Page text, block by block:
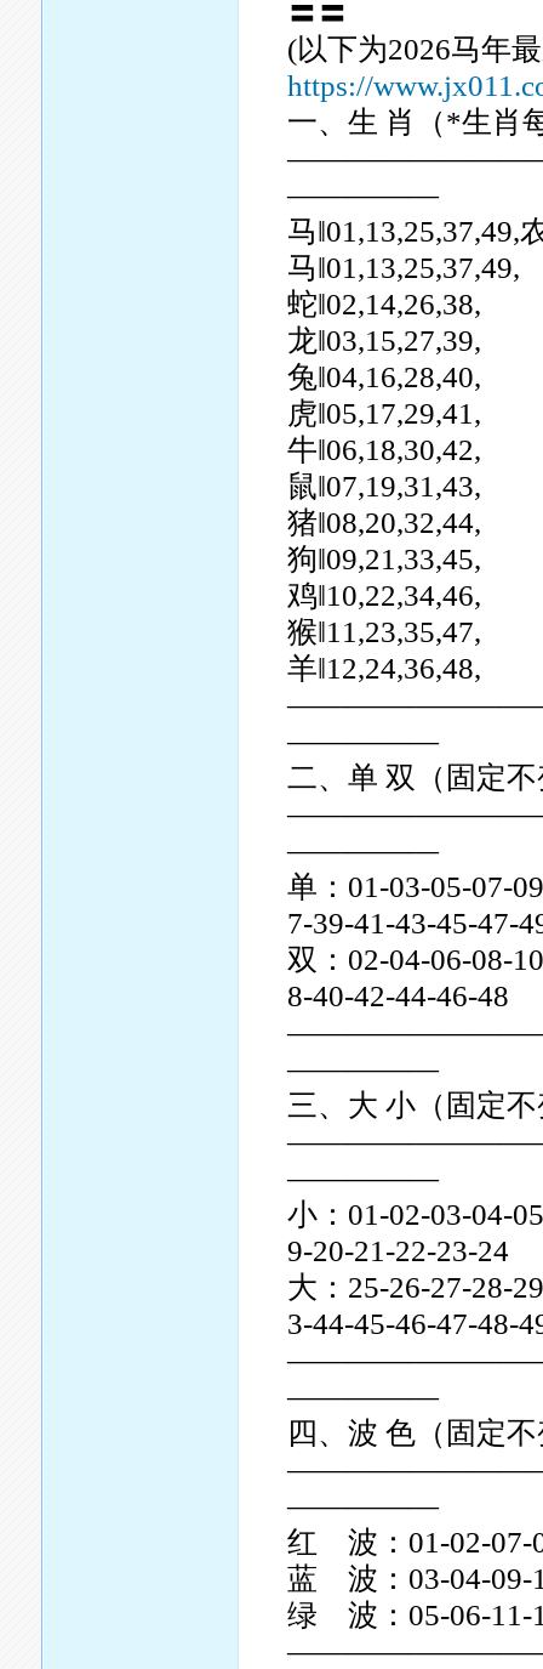
〓〓
(以下为2026马年
https://
一、生 肖（*生肖
—————
马
马‖01,13,25,37,49,
蛇‖02,14,26,38,
龙‖03,15,27,39,
兔‖04,16,28,40,
虎‖05,17,29,41,
牛‖06,18,30,42,
鼠‖07,19,31,43,
猪‖08,20,32,44,
狗‖09,21,33,45,
鸡‖10,22,34,46,
猴‖11,23,35,47,
羊‖12,24,36,48,
—————
二、单 双（固定
—————
单：01-03-05-07-
7-39-41-43-45-47-
双：02-04-06-08-
8-40-42-44-46-48
—————
三、大 小（固定
—————
小：01-02-03-04-
9-20-21-22-23-24
大：25-26-27-28-
3-44-45-46-47-48-
—————
四、波 色（固定
—————
红 波：01-02-07-
蓝 波：03-04-09-
绿 波：05-06-11-